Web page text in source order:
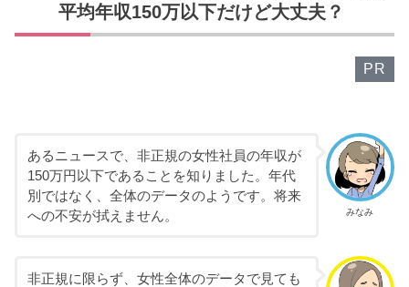
平均年収150万以下だけど大丈夫？
PR
みなみ
あるニュースで、非正規の女性社員の年収が
150万円以下であることを知りました。年代
別ではなく、全体のデータのようです。将来
への不安が拭えません。
非正規に限らず、女性全体のデータで見ても